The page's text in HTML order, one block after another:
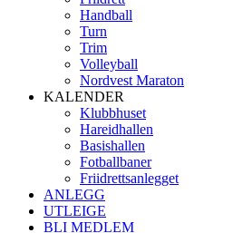
Handball
Turn
Trim
Volleyball
Nordvest Maraton
KALENDER
Klubbhuset
Hareidhallen
Basishallen
Fotballbaner
Friidrettsanlegget
ANLEGG
UTLEIGE
BLI MEDLEM